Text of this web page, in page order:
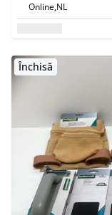
Online,NL
Închisă